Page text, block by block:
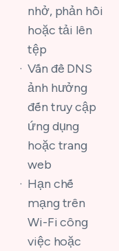
nhở, phản hồi
hoặc tải lên
tệp
Vấn đề DNS
ảnh hưởng
đến truy cập
ứng dụng
hoặc trang
web
Hạn chế
mạng trên
Wi-Fi công
việc hoặc